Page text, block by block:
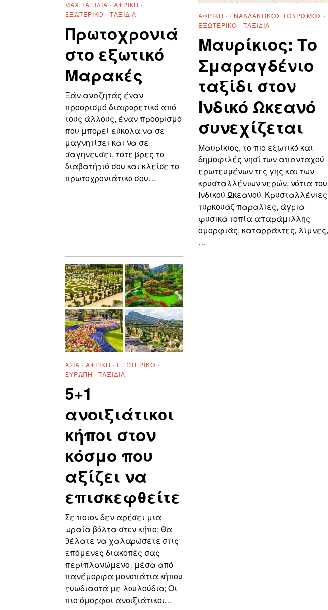
MAX ΤΑΞΊΔΙΑ · ΑΦΡΙΚΉ ·
ΕΞΩΤΕΡΙΚΌ · ΤΑΞΊΔΙΑ
Πρωτοχρονιά
στο εξωτικό
Μαρακές
Εάν αναζητάς έναν
προορισμό διαφορετικό από
τους άλλους, έναν προορισμό
που μπορεί εύκολα να σε
μαγνητίσει και να σε
σαγηνεύσει, τότε βρες το
διαβατήριό σου και κλείσε το
πρωτοχρονιάτικό σου…
ΑΦΡΙΚΉ · ΕΝΑΛΛΑΚΤΙΚΌΣ ΤΟΥΡΙΣΜΌΣ ·
ΕΞΩΤΕΡΙΚΌ · ΤΑΞΊΔΙΑ
Μαυρίκιος: Το
Σμαραγδένιο
ταξίδι στον
Ινδικό Ωκεανό
συνεχίζεται
Μαυρίκιος, το πιο εξωτικό και
δημοφιλές νησί των απανταχού
ερωτευμένων της γης και των
κρυσταλλένιων νερών, νότια του
Ινδικού Ωκεανού. Κρυσταλλένιες
τυρκουάζ παραλίες, άγρια
φυσικά τοπία απαράμιλλης
ομορφιάς, καταρράκτες, λίμνες,
…
ΑΣΊΑ · ΑΦΡΙΚΉ · ΕΞΩΤΕΡΙΚΌ ·
ΕΥΡΏΠΗ · ΤΑΞΊΔΙΑ
5+1
ανοιξιάτικοι
κήποι στον
κόσμο που
αξίζει να
επισκεφθείτε
Σε ποιον δεν αρέσει μια
ωραία βόλτα στον κήπο; Θα
θέλατε να χαλαρώσετε στις
επόμενες διακοπές σας
περιπλανώμενοι μέσα από
πανέμορφα μονοπάτια κήπου
ευωδιαστά με λουλούδια; Οι
πιο όμορφοι ανοιξιάτικοι…